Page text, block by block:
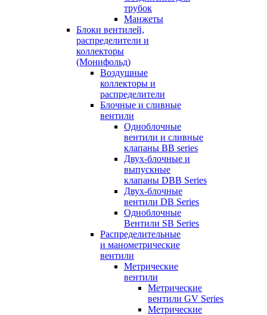
трубок
Манжеты
Блоки вентилей,
распределители и
коллекторы
(Монифольд)
Воздушные
коллекторы и
распределители
Блочные и сливные
вентили
Одноблочные
вентили и сливные
клапаны BB series
Двух-блочные и
выпускные
клапаны DBB Series
Двух-блочные
вентили DB Series
Одноблочные
Вентили SB Series
Распределительные
и манометрические
вентили
Метрические
вентили
Метрические
вентили GV Series
Метрические